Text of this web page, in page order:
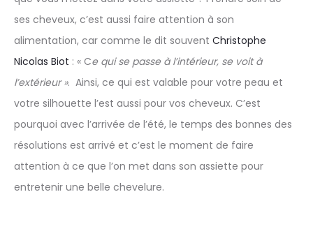
ses cheveux, c’est aussi faire attention à son
alimentation, car comme le dit souvent Christophe
Nicolas Biot : « Ce qui se passe à l’intérieur, se voit à
l’extérieur ». Ainsi, ce qui est valable pour votre peau et
votre silhouette l’est aussi pour vos cheveux. C’est
pourquoi avec l’arrivée de l’été, le temps des bonnes des
résolutions est arrivé et c’est le moment de faire
attention à ce que l’on met dans son assiette pour
entretenir une belle chevelure.